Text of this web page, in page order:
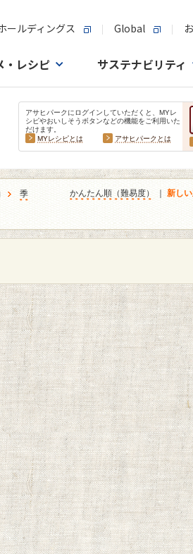
ールディングス Global
・レシピ サステナビリティ
アサヒパークにログインしていただくと、MYレ
シピやおいしそうボタンなどの機能をご利用いた
だけます。
MYレシピとは
アサヒパークとは
季
かんたん順（難易度） 新し